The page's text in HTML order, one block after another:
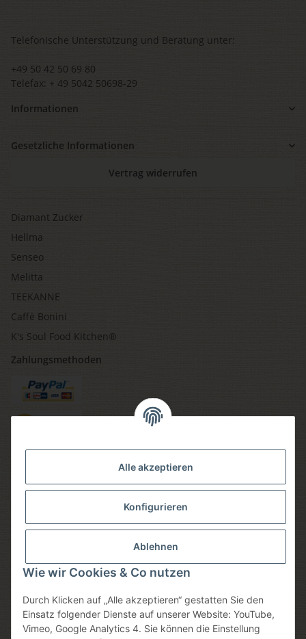
Alle akzeptieren
Konfigurieren
Ablehnen
Wie wir Cookies & Co nutzen
Durch Klicken auf „Alle akzeptieren“ gestatten Sie den
Einsatz folgender Dienste auf unserer Website: YouTube,
Vimeo, Google Analytics 4. Sie können die Einstellung
Telefonische Unterstützung und Beratung unter:
+49 50 42 50 69 80
Telefax: + 49 5042 50698-29
Informationen
Gesetzliche Informationen
Vertrag widerrufen
Diamant Zucker
Hellma
Senseo
Melitta
TEEKANNE
Caffè Bonini
K's Soul Food Kitchen®
Zahlungsmethoden
Versandmethoden
Sicheres einkaufen